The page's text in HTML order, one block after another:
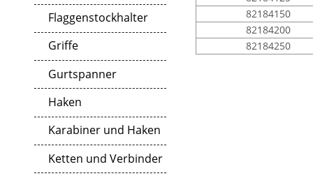
Flaggenstockhalter
Griffe
Gurtspanner
Haken
Karabiner und Haken
Ketten und Verbinder
82184150
82184200
82184250